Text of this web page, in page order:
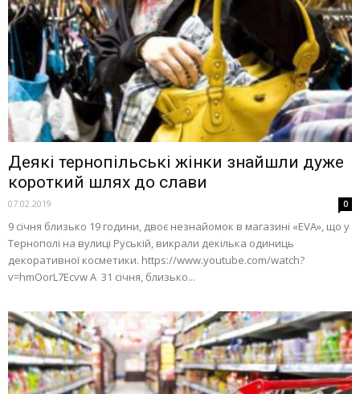
Деякі тернопільські жінки знайшли дуже
короткий шлях до слави
07.02.2019 0
9 січня близько 19 години, двоє незнайомок в магазині «EVA», що у
Тернополі на вулиці Руській, викрали декілька одиниць
декоративної косметики. https://www.youtube.com/watch?
v=hmOorL7Ecvw А 31 січня, близько...